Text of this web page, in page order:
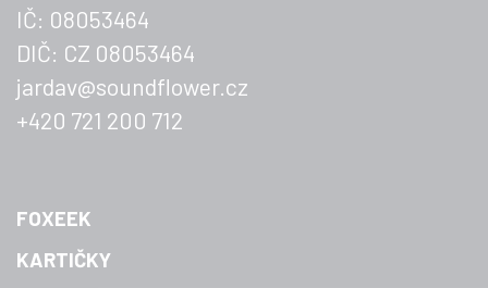
IČ: 08053464
DIČ: CZ 08053464
jardav@soundflower.cz
+420 721 200 712
FOXEEK
KARTIČKY